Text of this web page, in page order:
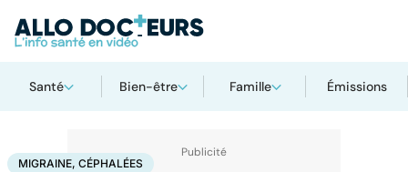
Santé Bien-être Famille Émissions
AccueilSantéMigraine, céphalées
MIGRAINE, CÉPHALÉES